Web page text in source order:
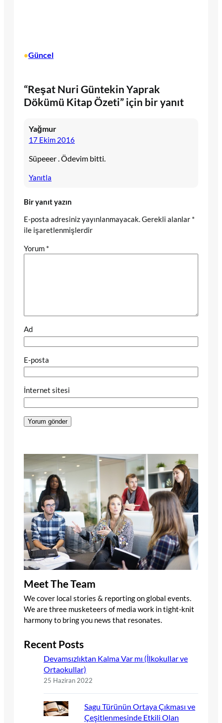
•Güncel
“Reşat Nuri Güntekin Yaprak
Dökümü Kitap Özeti” için bir yanıt
Yağmur
17 Ekim 2016
Süpeeer . Ödevim bitti.
Yanıtla
Bir yanıt yazın
E-posta adresiniz yayınlanmayacak.Gerekli alanlar *
ile işaretlenmişlerdir
Yorum *
Ad
E-posta
İnternet sitesi
Meet The Team
We cover local stories & reporting on global events.
We are three musketeers of media work in tight-knit
harmony to bring you news that resonates.
Recent Posts
Devamsızlıktan Kalma Var mı (İlkokullar ve
Ortaokullar)
25 Haziran 2022
Sagu Türünün Ortaya Çıkması ve
Çeşitlenmesinde Etkili Olan